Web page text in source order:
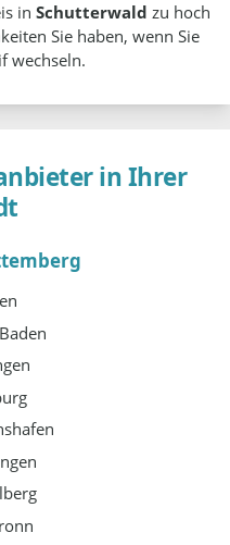
in Schutterwald zu hoch
Sie haben, wenn Sie
wechseln.
in Ihrer